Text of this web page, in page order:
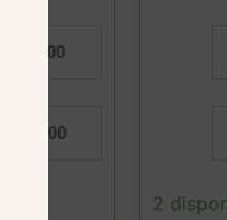
13.000
13.000
2
Kit